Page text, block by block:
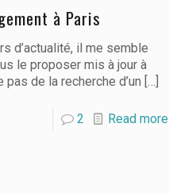
à Paris
d’actualité, il me semble
le proposer mis à jour à
de la recherche d’un […]
2 Read more